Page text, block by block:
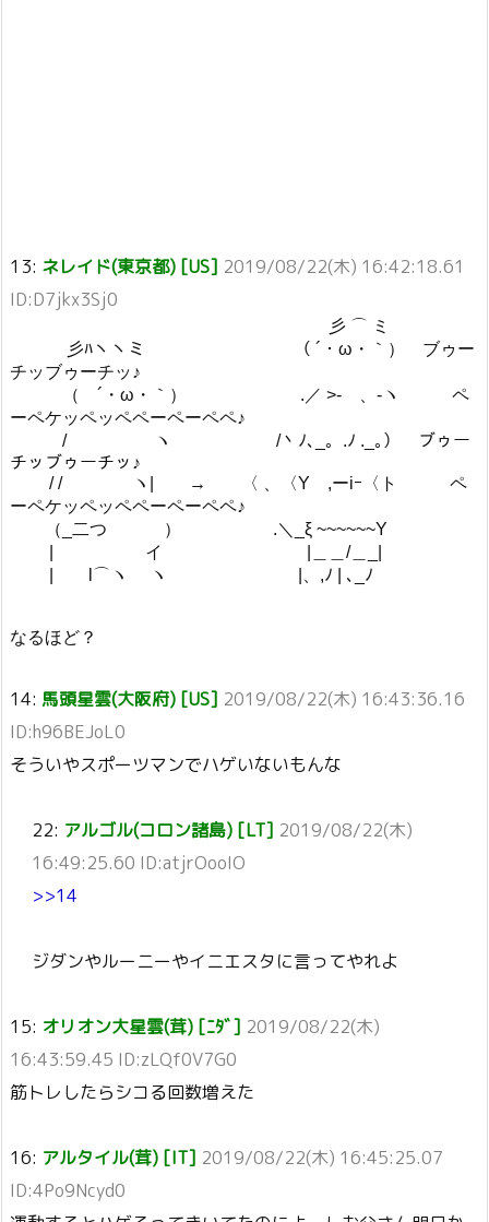
13: ネレイド(東京都) [US] 2019/08/22(木) 16:42:18.61
ID:D7jkx3Sj0
彡 ⌒ ミ
彡ﾊヽヽミ （ ´・ω・｀） ブゥー
チッブゥーチッ♪
（ ´・ω・｀） .／ >‐ 、-ヽ ペ
ーペケッペッペペーペーペペ♪
/ ヽ /丶ﾉ､_。.ﾉ ._｡） ブゥー
チッブゥーチッ♪
/ / ヽ| → 〈 、〈Y ,ーiｰ〈ト ペ
ーペケッペッペペーペーペペ♪
（_二つ ） .＼_ξ ~~~~~~Y
| イ |＿＿/＿_|
| l⌒ヽ ヽ |、,ﾉ | ､_ﾉ
なるほど？
14: 馬頭星雲(大阪府) [US] 2019/08/22(木) 16:43:36.16
ID:h96BEJoL0
そういやスポーツマンでハゲいないもんな
22: アルゴル(コロン諸島) [LT] 2019/08/22(木)
16:49:25.60 ID:atjrOooIO
>>14
ジダンやルーニーやイニエスタに言ってやれよ
15: オリオン大星雲(茸) [ﾆﾀﾞ] 2019/08/22(木)
16:43:59.45 ID:zLQf0V7G0
筋トレしたらシコる回数増えた
16: アルタイル(茸) [IT] 2019/08/22(木) 16:45:25.07
ID:4Po9Ncyd0